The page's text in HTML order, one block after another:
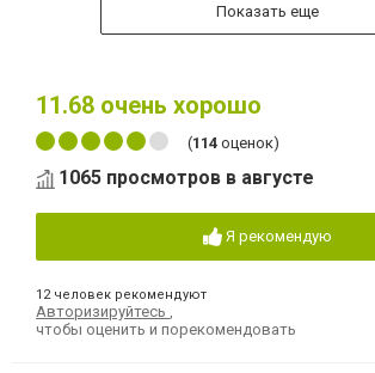
Показать еще
11.68 очень хорошо
(114 оценок)
1065 просмотров в августе
Я рекомендую
12 человек рекомендуют
Авторизируйтесь ,
чтобы оценить и порекомендовать